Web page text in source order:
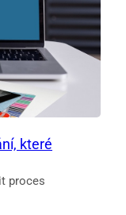
které
proces